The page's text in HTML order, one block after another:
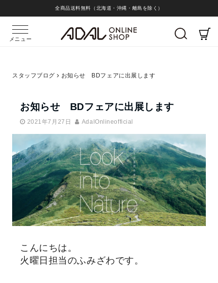
全商品送料無料（北海道・沖縄・離島を除く）
メニュー
スタッフブログ お知らせ BDフェアに出展します
お知らせ BDフェアに出展します
2021年7月27日 AdalOnlineofficial
こんにちは。
火曜日担当のふみざわです。